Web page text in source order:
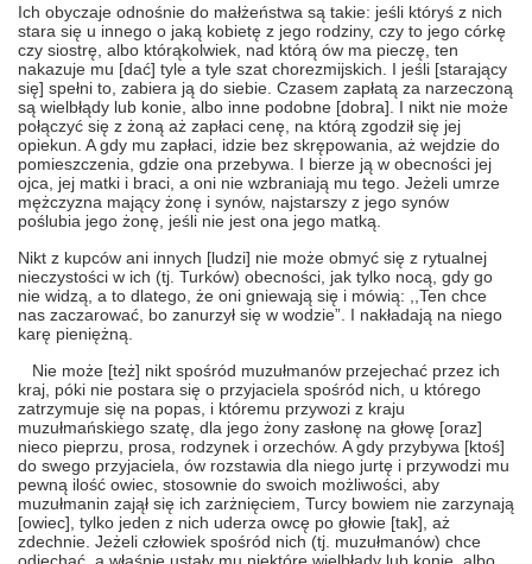
Ich obyczaje odnośnie do małżeństwa są takie: jeśli któryś z nich
stara się u innego o jaką kobietę z jego rodziny, czy to jego córkę
czy siostrę, albo którąkolwiek, nad którą ów ma pieczę, ten
nakazuje mu [dać] tyle a tyle szat chorezmijskich. I jeśli [starający
się] spełni to, zabiera ją do siebie. Czasem zapłatą za narzeczoną
są wielbłądy lub konie, albo inne podobne [dobra]. I nikt nie może
połączyć się z żoną aż zapłaci cenę, na którą zgodził się jej
opiekun. A gdy mu zapłaci, idzie bez skrępowania, aż wejdzie do
pomieszczenia, gdzie ona przebywa. I bierze ją w obecności jej
ojca, jej matki i braci, a oni nie wzbraniają mu tego. Jeżeli umrze
mężczyzna mający żonę i synów, najstarszy z jego synów
poślubia jego żonę, jeśli nie jest ona jego matką.
Nikt z kupców ani innych [ludzi] nie może obmyć się z rytualnej
nieczystości w ich (tj. Turków) obecności, jak tylko nocą, gdy go
nie widzą, a to dlatego, że oni gniewają się i mówią: ,,Ten chce
nas zaczarować, bo zanurzył się w wodzie”. I nakładają na niego
karę pieniężną.
Nie może [też] nikt spośród muzułmanów przejechać przez ich
kraj, póki nie postara się o przyjaciela spośród nich, u którego
zatrzymuje się na popas, i któremu przywozi z kraju
muzułmańskiego szatę, dla jego żony zasłonę na głowę [oraz]
nieco pieprzu, prosa, rodzynek i orzechów. A gdy przybywa [ktoś]
do swego przyjaciela, ów rozstawia dla niego jurtę i przywodzi mu
pewną ilość owiec, stosownie do swoich możliwości, aby
muzułmanin zajął się ich zarżnięciem, Turcy bowiem nie zarzynają
[owiec], tylko jeden z nich uderza owcę po głowie [tak], aż
zdechnie. Jeżeli człowiek spośród nich (tj. muzułmanów) chce